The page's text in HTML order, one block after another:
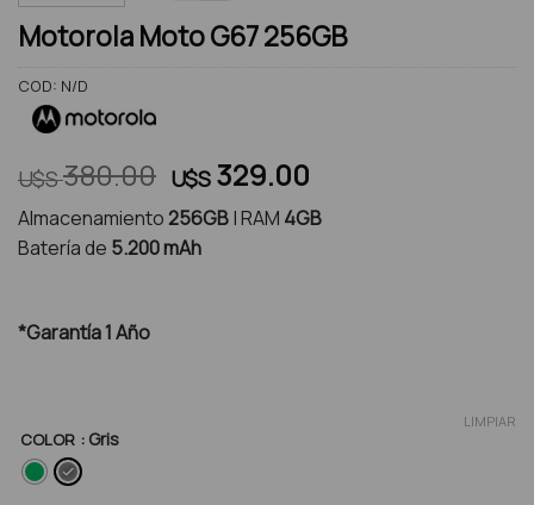
Motorola Moto G67 256GB
COD: N/D
U$S380.00 El
precio
original
era:
U$S 329.00
precio
actual
Almacenamiento256GB| RAM 4GB
Batería de 5.200 mAh
*Garantía 1 Año
COLOR : Gris
LIMPIAR